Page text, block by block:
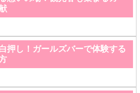
押し！ガールズバーで体験する